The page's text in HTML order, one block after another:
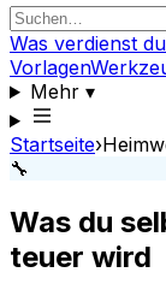
Was verdienst
Vorlagen
Mehr▾
Startseite›
🔧
Was du
teuer wird